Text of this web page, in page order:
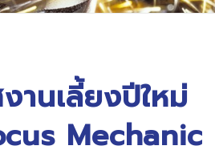
านเลี้ยงปีใหม่
Mechanic